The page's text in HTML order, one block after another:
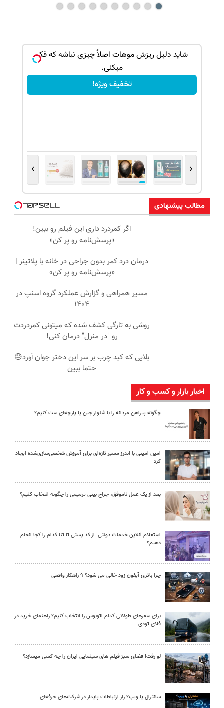
شاید دلیل ریزش موهات اصلاً چیزی نباشه که فکر
میکنی.
تخفیف ویژه!
‹
›
مطالب پیشنهادی
اگر کمردرد داری این فیلم رو ببین!
◗پرسش‌نامه رو پر کن◖
درمان درد کمر بدون جراحی در خانه با پلاتینر |
«پرسش‌نامه رو پر کن»
مسیر همراهی و گزارش عملکرد گروه اسنپ در
۱۴۰۴
روشی به تازگی کشف شده که میتونی کمردردت
رو "در منزل" درمان کنی!
بلایی که کبد چرب بر سر این دختر جوان آورد😓
حتما ببین
اخبار بازار و کسب و کار
چگونه پیراهن مردانه را با شلوار جین یا پارچه‌ای ست کنیم؟
امین امینی با اندرز مسیر تازه‌ای برای آموزش شخصی‌سازی‌شده ایجاد
کرد
بعد از یک عمل ناموفق، جراح بینی ترمیمی را چگونه انتخاب کنیم؟
استعلام آنلاین خدمات دولتی: از کد پستی تا ثنا کدام را کجا انجام
دهیم؟
چرا باتری آیفون زود خالی می شود؟ ۹ راهکار واقعی
برای سفرهای طولانی کدام اتوبوس را انتخاب کنیم؟ راهنمای خرید در
فلای تودی
لو رفت! فضای سبز فیلم های سینمایی ایران را چه کسی میسازد؟
سانترال یا ویپ؟ راز ارتباطات پایدار در شرکت‌های حرفه‌ای